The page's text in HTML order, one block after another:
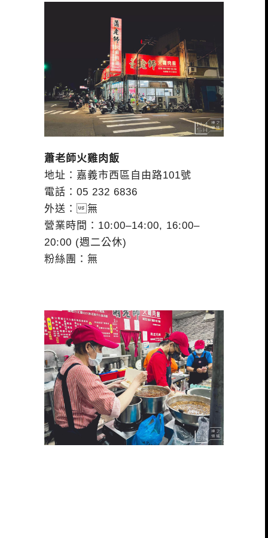
蕭老師火雞肉飯
地址：嘉義市西區自由路101號
電話：05 232 6836
外送：無
營業時間：10:00–14:00, 16:00–
20:00 (週二公休)
粉絲團：無